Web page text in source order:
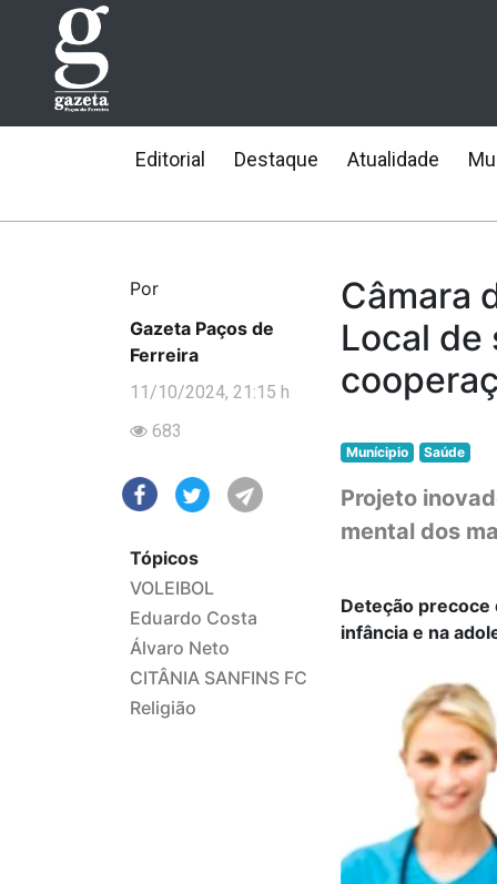
Editorial Destaque Atualidade
Por
Gazeta Paços de
Ferreira
11/10/2024, 21:15 h
683
Tópicos
VOLEIBOL
Eduardo Costa
Álvaro Neto
CITÂNIA SANFINS FC
Religião
Câmara
Local de
Munícipio Saúde
Projeto
mental dos
Deteção precoce
infância e na